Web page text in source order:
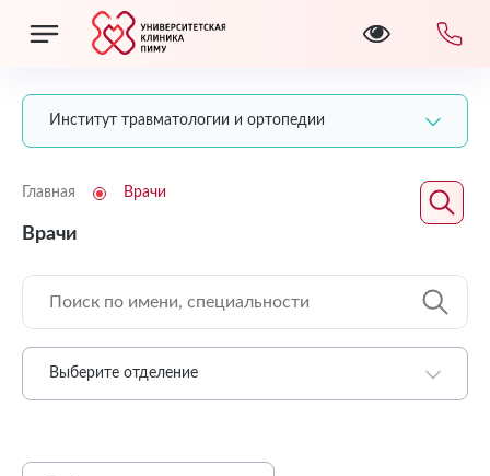
Институт травматологии и ортопедии
Главная Врачи
Врачи
Выберите отделение